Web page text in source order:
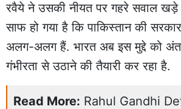
रवैये ने उसकी नीयत पर गहरे सवाल खड़े
साफ हो गया है कि पाकिस्तान की
अलग-अलग हैं. भारत अब इस मुद्दे को
गंभीरता से उठाने की तैयारी कर रहा है.
Read More: Rahul Gandhi